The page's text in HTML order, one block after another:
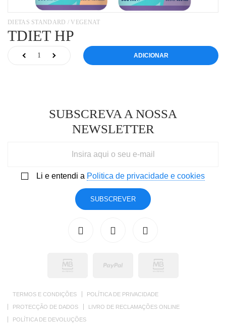
DIETAS STANDARD / VEGENAT
TDIET HP
ADICIONAR
SUBSCREVA A NOSSA
NEWSLETTER
Li e entendi a Politica de privacidade e cookies
SUBSCREVER
TERMOS E CONDIÇÕES POLÍTICA DE PRIVACIDADE
PROTECÇÃO DE DADOS LIVRO DE RECLAMAÇÕES ONLINE
POLÍTICA DE DEVOLUÇÕES